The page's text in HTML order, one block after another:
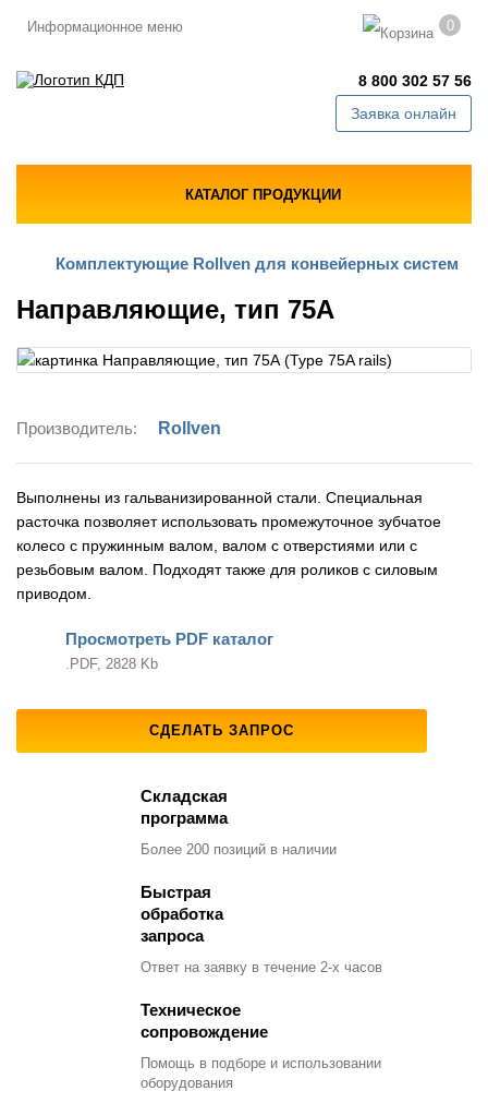
Информационное меню 0
8 800 302 57 56
Заявка онлайн
КАТАЛОГ ПРОДУКЦИИ
Комплектующие Rollven для конвейерных систем
Направляющие, тип 75А
Производитель: Rollven
Выполнены из гальванизированной стали. Специальная
расточка позволяет использовать промежуточное зубчатое
колесо с пружинным валом, валом с отверстиями или с
резьбовым валом. Подходят также для роликов с силовым
приводом.
Просмотреть PDF каталог
.PDF, 2828 Kb
СДЕЛАТЬ ЗАПРОС
Складская
программа
Более 200 позиций в наличии
Быстрая
обработка
запроса
Ответ на заявку в течение 2-х часов
Техническое
сопровождение
Помощь в подборе и использовании
оборудования